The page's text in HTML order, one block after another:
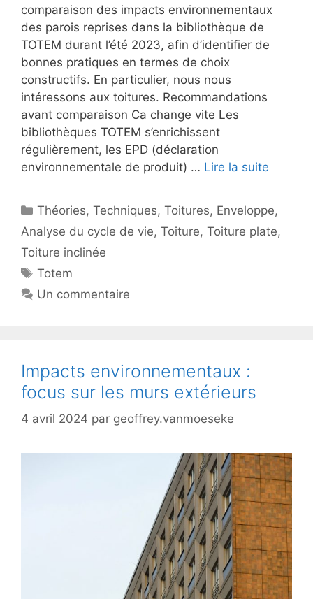
comparaison des impacts environnementaux
des parois reprises dans la bibliothèque de
TOTEM durant l’été 2023, afin d’identifier de
bonnes pratiques en termes de choix
constructifs. En particulier, nous nous
intéressons aux toitures. Recommandations
avant comparaison Ca change vite Les
bibliothèques TOTEM s’enrichissent
régulièrement, les EPD (déclaration
environnementale de produit) … Lire la suite
Catégories
Théories,Techniques,Toitures, Enveloppe,
Analyse du cycle de vie, Toiture, Toiture plate,
Toiture inclinée
Étiquettes
Totem
Un commentaire
Impacts environnementaux :
focus sur les murs extérieurs
4 avril 2024 par geoffrey.vanmoeseke